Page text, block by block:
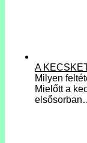
A
Milyen
Mielőtt a